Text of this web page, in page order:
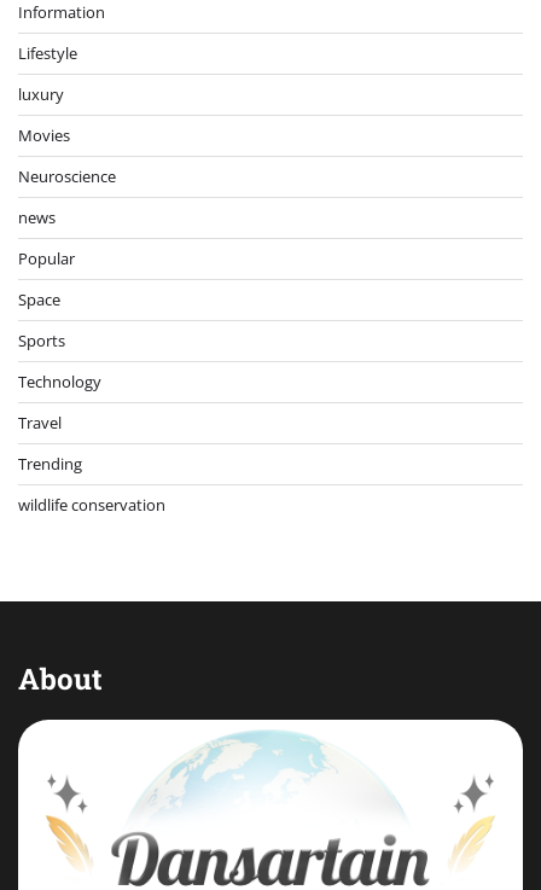
Information
Lifestyle
luxury
Movies
Neuroscience
news
Popular
Space
Sports
Technology
Travel
Trending
wildlife conservation
About